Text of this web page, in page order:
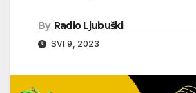
By Radio Ljubuški
SVI 9, 2023